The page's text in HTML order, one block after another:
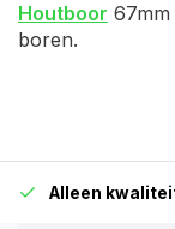
Houtboor
boren.
Alleen